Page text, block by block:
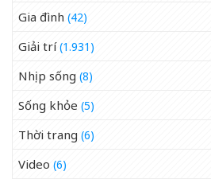
Gia đình (42)
Giải trí(1.931)
Nhịp sống (8)
Sống khỏe (5)
Thời trang (6)
Video (6)